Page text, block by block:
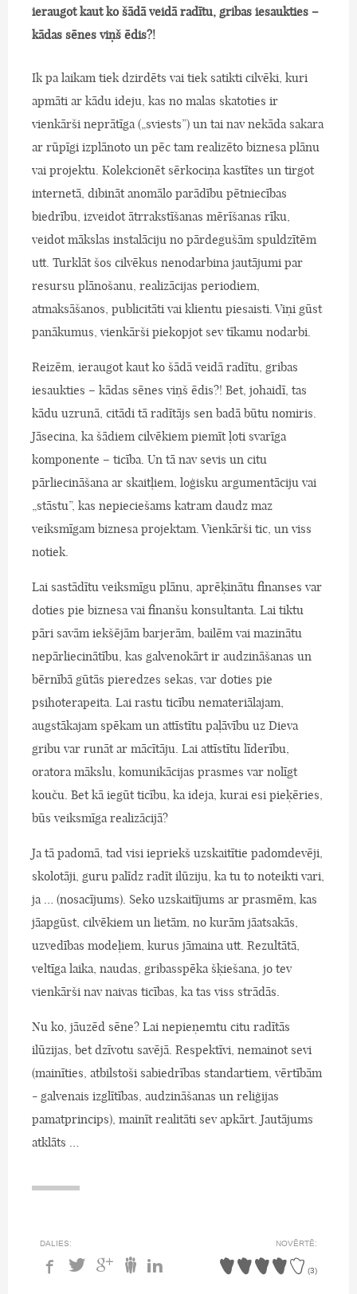
ieraugot kaut ko šādā veidā radītu, gribas iesaukties –
kādas sēnes viņš ēdis?!
Ik pa laikam tiek dzirdēts vai tiek satikti cilvēki, kuri
apmāti ar kādu ideju, kas no malas skatoties ir
vienkārši neprātīga („sviests”) un tai nav nekāda sakara
ar rūpīgi izplānoto un pēc tam realizēto biznesa plānu
vai projektu. Kolekcionēt sērkociņa kastītes un tirgot
internetā, dibināt anomālo parādību pētniecības
biedrību, izveidot ātrrakstīšanas mērīšanas rīku,
veidot mākslas instalāciju no pārdegušām spuldzītēm
utt. Turklāt šos cilvēkus nenodarbina jautājumi par
resursu plānošanu, realizācijas periodiem,
atmaksāšanos, publicitāti vai klientu piesaisti. Viņi gūst
panākumus, vienkārši piekopjot sev tīkamu nodarbi.
Reizēm, ieraugot kaut ko šādā veidā radītu, gribas
iesaukties – kādas sēnes viņš ēdis?! Bet, johaidī, tas
kādu uzrunā, citādi tā radītājs sen badā būtu nomiris.
Jāsecina, ka šādiem cilvēkiem piemīt ļoti svarīga
komponente – ticība. Un tā nav sevis un citu
pārliecināšana ar skaitļiem, loģisku argumentāciju vai
„stāstu”, kas nepieciešams katram daudz maz
veiksmīgam biznesa projektam. Vienkārši tic, un viss
notiek.
Lai sastādītu veiksmīgu plānu, aprēķinātu finanses var
doties pie biznesa vai finanšu konsultanta. Lai tiktu
pāri savām iekšējām barjerām, bailēm vai mazinātu
nepārliecinātību, kas galvenokārt ir audzināšanas un
bērnībā gūtās pieredzes sekas, var doties pie
psihoterapeita. Lai rastu ticību nemateriālajam,
augstākajam spēkam un attīstītu paļāvību uz Dieva
gribu var runāt ar mācītāju. Lai attīstītu līderību,
oratora mākslu, komunikācijas prasmes var nolīgt
kouču. Bet kā iegūt ticību, ka ideja, kurai esi pieķēries,
būs veiksmīga realizācijā?
Ja tā padomā, tad visi iepriekš uzskaitītie padomdevēji,
skolotāji, guru palīdz radīt ilūziju, ka tu to noteikti vari,
ja … (nosacījums). Seko uzskaitījums ar prasmēm, kas
jāapgūst, cilvēkiem un lietām, no kurām jāatsakās,
uzvedības modeļiem, kurus jāmaina utt. Rezultātā,
veltīga laika, naudas, gribasspēka šķiešana, jo tev
vienkārši nav naivas ticības, ka tas viss strādās.
Nu ko, jāuzēd sēne? Lai nepieņemtu citu radītās
ilūzijas, bet dzīvotu savējā. Respektīvi, nemainot sevi
(mainīties, atbilstoši sabiedrības standartiem, vērtībām
- galvenais izglītības, audzināšanas un reliģijas
pamatprincips), mainīt realitāti sev apkārt. Jautājums
atklāts …
DALIES: NOVĒRTĒ:
(3)